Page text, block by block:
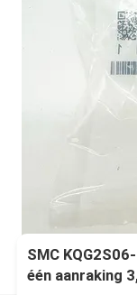
SMC
één aanraking